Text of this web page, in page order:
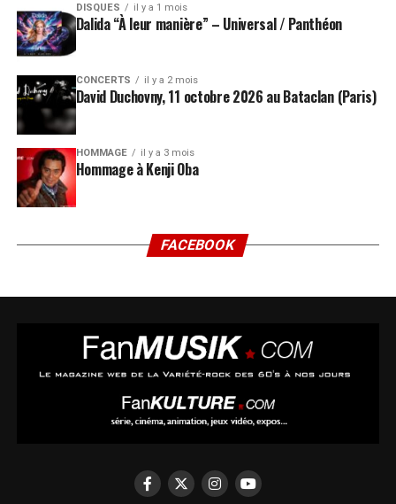
DISQUES il y a 1 mois
Dalida “À leur manière” – Universal / Panthéon
CONCERTS il y a 2 mois
David Duchovny, 11 octobre 2026 au Bataclan (Paris)
HOMMAGE il y a 3 mois
Hommage à Kenji Oba
FACEBOOK